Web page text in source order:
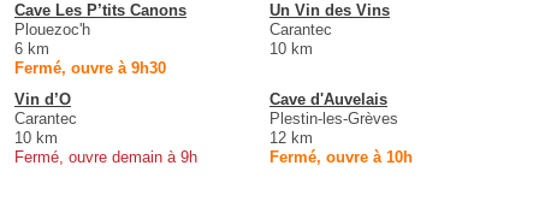
Cave Les P’tits Canons
Plouezoc'h
6 km
Fermé, ouvre à 9h30
Un Vin des Vins
Carantec
10 km
Vin d’O
Carantec
10 km
Fermé, ouvre demain à 9h
Cave d'Auvelais
Plestin-les-Grèves
12 km
Fermé, ouvre à 10h